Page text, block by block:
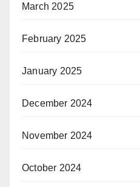
March 2025
February 2025
January 2025
December 2024
November 2024
October 2024